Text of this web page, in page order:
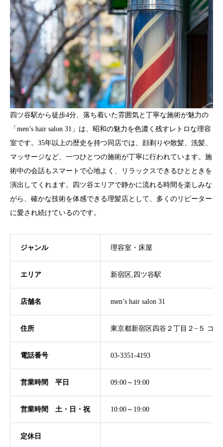
四ツ谷駅から徒歩4分、落ち着いた雰囲気と丁寧な施術が魅力の
「men’s hair salon 31」は、昭和の魅力を色濃く残すレトロな理容
室です。35年以上の歴史を持つ同店では、顔剃りや散髪、洗髪、
マッサージなど、一つひとつの施術が丁寧に行われています。施
術中の会話もスマートで心地よく、リラックスできるひとときを
演出してくれます。四ツ谷エリアで静かに流れる時間を楽しみな
がら、確かな技術を体感できる理髪店として、多くのリピーター
に愛され続けているのです。
ジャンル 理容室・床屋
エリア 新宿区,四ツ谷駅
店舗名 men’s hair salon 31
住所 東京都新宿区四谷２丁目２−５ コヤ
電話番号 03-3351-4193
営業時間 平日 09:00～19:00
営業時間 土・日・祝 10:00～19:00
定休日